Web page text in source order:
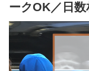
ークOK／日